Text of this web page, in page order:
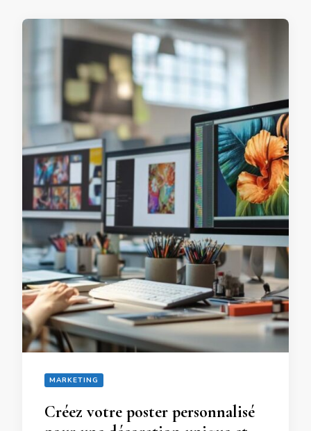
MARKETING
Créez votre poster personnalisé